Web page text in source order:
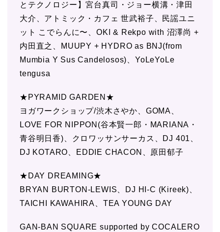
とテクノロジー】宮台真司・ジョー横溝・津田
大介、アトミック・カフェ 世武裕子、民謡ユニ
ット こでらんに〜、OKI & Rekpo with 沼澤尚 +
内田直之、MUUPY + HYDRO as BNJ(from
Mumbia Y Sus Candelosos)、YoLeYoLe
tengusa
★PYRAMID GARDEN★
ヨガワークショップ/渋木さやか、GOMA、
LOVE FOR NIPPON(谷本賢一郎・MARIANA・
青谷明日香)、クロワッサンサーカス、DJ 401、
DJ KOTARO、EDDIE CHACON、原田郁子
★DAY DREAMING★
BRYAN BURTON-LEWIS、DJ HI-C (Kireek)、
TAICHI KAWAHIRA、TEA YOUNG DAY
GAN-BAN SQUARE supported by COCALERO